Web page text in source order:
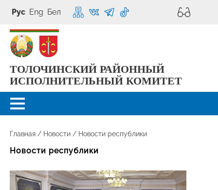
Рус Eng Бел
ТОЛОЧИНСКИЙ РАЙОННЫЙ
ИСПОЛНИТЕЛЬНЫЙ КОМИТЕТ
Главная / Новости / Новости республики
Новости республики